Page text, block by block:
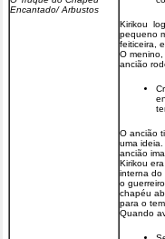
Encantado/ Arbustos
Kirikou
pequeno
feiticeira,
O
ancião
O ancião
uma
ancião
Kirikou
interna do
o
chapéu
para o
Quando